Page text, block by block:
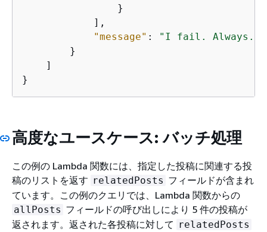
                }
            ],
"message" :
"I fail. Always."
        }
    ]
}
高度なユースケース: バッチ処理
この例の Lambda 関数には、指定した投稿に関連する投
稿のリストを返す relatedPosts フィールドが含まれ
ています。この例のクエリでは、Lambda 関数からの
allPosts フィールドの呼び出しにより 5 件の投稿が
返されます。返された各投稿に対して relatedPosts